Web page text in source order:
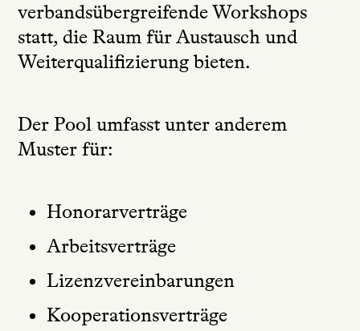
verbandsübergreifende Workshops
statt, die Raum für Austausch und
Weiterqualifizierung bieten.
Der Pool umfasst unter anderem
Muster für:
Honorarverträge
Arbeitsverträge
Lizenzvereinbarungen
Kooperationsverträge